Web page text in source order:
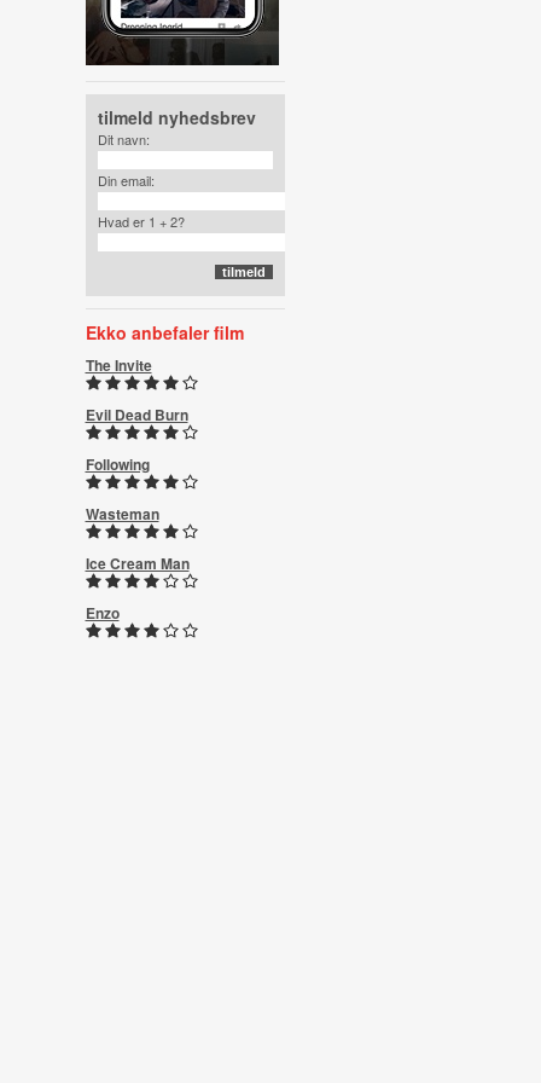
tilmeld nyhedsbrev
Dit navn:
Din email:
Hvad er 1 + 2?
Ekko anbefaler film
The Invite
Evil Dead Burn
Following
Wasteman
Ice Cream Man
Enzo